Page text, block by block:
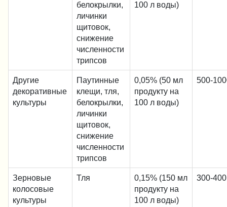
белокрылки,
личинки
щитовок,
снижение
численности
трипсов
100 л воды)
Другие
декоративные
культуры
Паутинные
клещи, тля,
белокрылки,
личинки
щитовок,
снижение
численности
трипсов
0,05% (50 мл
продукту на
100 л воды)
500-
Зерновые
колосовые
культуры
Тля
0,15% (150 мл
продукту на
100 л воды)
300-400